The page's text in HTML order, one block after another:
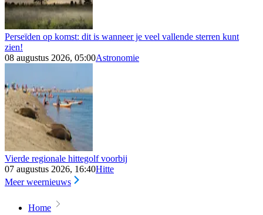
Perseïden op komst: dit is wanneer je veel vallende sterren kunt
zien!
08 augustus 2026, 05:00Astronomie
Vierde regionale hittegolf voorbij
07 augustus 2026, 16:40Hitte
Meer weernieuws
Home